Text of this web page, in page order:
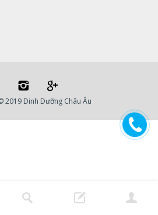
2019 Dinh Dưỡng Châu Âu